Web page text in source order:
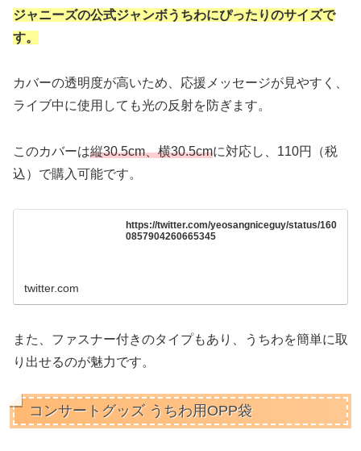
ジャニーズの公式ジャンボうちわにぴったりのサイズで
す。
カバーの透明度が高いため、応援メッセージが見やすく、
ライブ中に使用しても光の反射を防ぎます。
このカバーは縦30.5cm、横30.5cmに対応し、110円（税
込）で購入可能です。
https://twitter.com/yeosangniceguy/status/160
0857904260665345
twitter.com
また、ファスナー付きのタイプもあり、うちわを簡単に取
り出せるのが魅力です。
コンサートグッズ うちわ用OPP袋